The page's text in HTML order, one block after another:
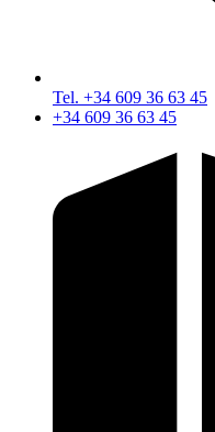
Tel. +34 609 36 63 45
+34 609 36 63 45